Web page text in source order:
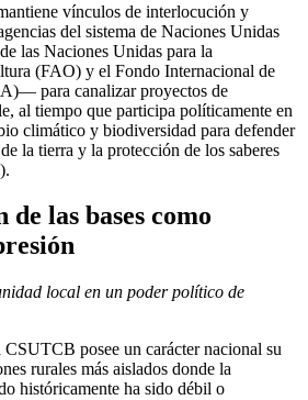
vínculos de interlocución y
del sistema de Naciones Unidas
las Naciones Unidas para la
(FAO) y el Fondo Internacional de
para canalizar proyectos de
al tiempo que participa políticamente en
climático y biodiversidad para defender
la tierra y la protección de los saberes
las bases como
local en un poder político de
posee un carácter nacional su
rurales más aislados donde la
históricamente ha sido débil o